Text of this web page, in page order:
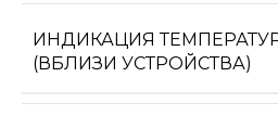
ИНДИКАЦИЯ
(ВБЛИЗИ УСТРОЙСТВА)